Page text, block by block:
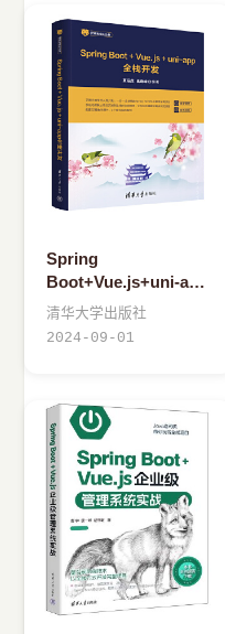
Spring
Boot+Vue.js+uni-app
全栈开发
清华大学出版社
2024-09-01